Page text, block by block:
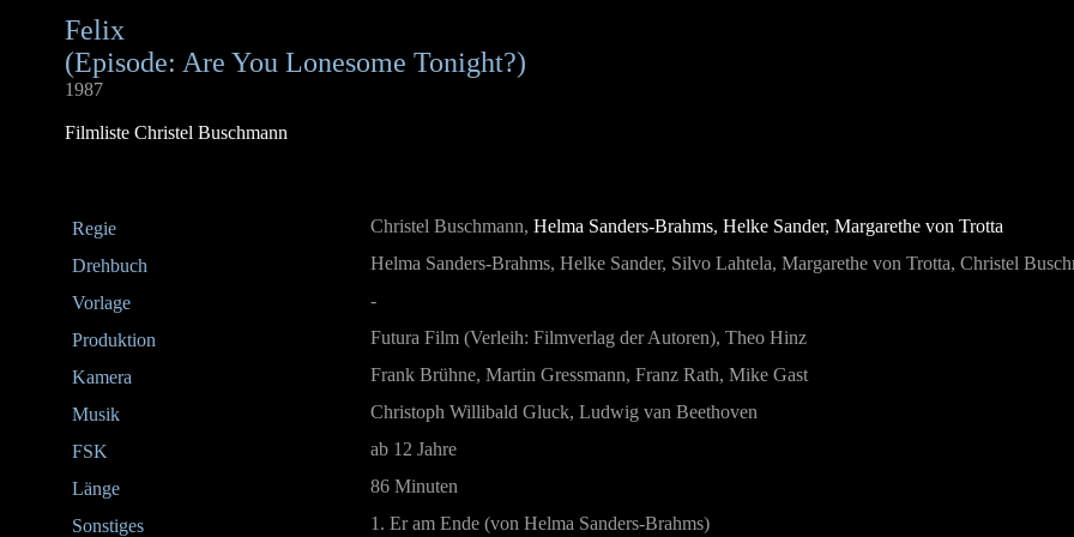
Felix
(Episode: Are You Lonesome Tonight?)
1987
Filmliste Christel Buschmann
Regie Christel Buschmann, Helma Sanders-Brahms, Helke Sander, Margarethe von Trotta
Drehbuch
Helma Sanders-Brahms, Helke Sander, Silvo Lahtela, Margarethe von Trotta, Christel
Vorlage
-
Produktion
Futura Film (Verleih: Filmverlag der Autoren), Theo Hinz
Kamera
Frank Brühne, Martin Gressmann, Franz Rath, Mike Gast
Musik
Christoph Willibald Gluck, Ludwig van Beethoven
FSK
ab 12 Jahre
Länge
86 Minuten
Sonstiges
1. Er am Ende (von Helma Sanders-Brahms)